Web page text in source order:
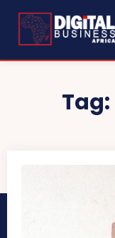
Tag: